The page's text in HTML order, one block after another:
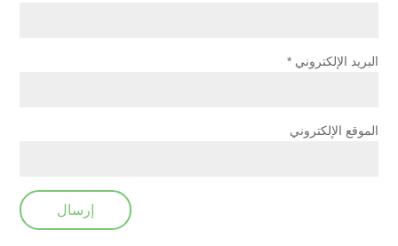
البريد الإلكتروني *
الموقع الإلكتروني